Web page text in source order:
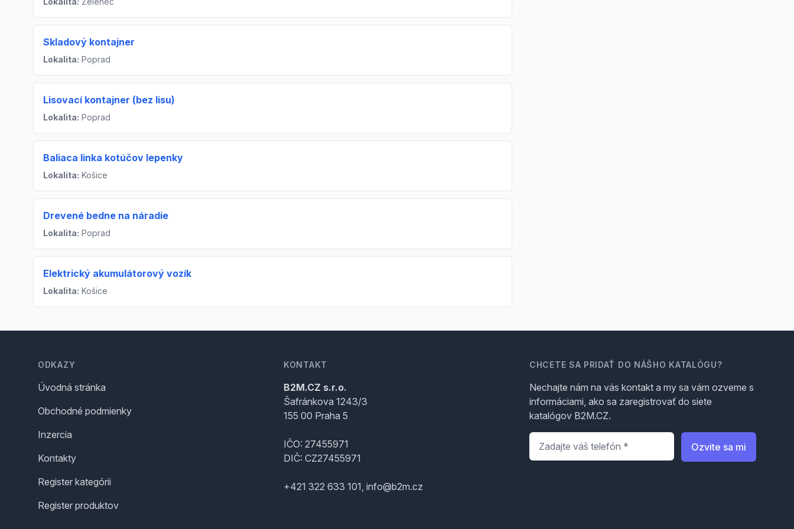
Skladový kontajner
Lokalita: Poprad
Lisovací kontajner (bez lisu)
Lokalita: Poprad
Baliaca linka kotúčov lepenky
Lokalita: Košice
Drevené bedne na náradie
Lokalita: Poprad
Elektrický akumulátorový vozík
Lokalita: Košice
ODKAZY
Úvodná stránka
Obchodné podmienky
Inzercia
Kontakty
Register kategórii
Register produktov
KONTAKT
B2M.CZ s.r.o.
Šafránkova 1243/3
155 00 Praha 5
IČO: 27455971
DIČ: CZ27455971
+421 322 633 101, info@b2m.cz
CHCETE SA PRIDAŤ DO NÁŠHO KATALÓGU?
Nechajte nám na vás kontakt a my sa vám ozveme s
informáciami, ako sa zaregistrovať do siete
katalógov B2M.CZ.
Telefón
Ozvite sa mi